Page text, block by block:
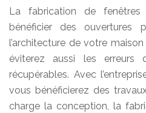
La fabrication de
bénéficier des ouvertures
l’architecture de votre
éviterez aussi les erreurs
récupérables. Avec
vous bénéficierez des
charge la conception, la